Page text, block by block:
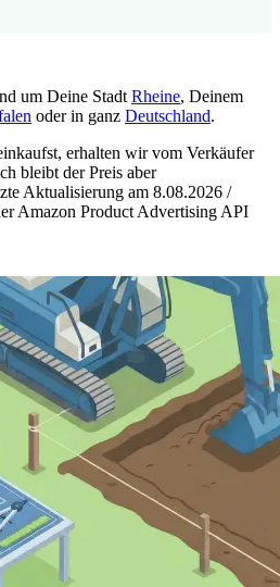
um Deine Stadt Rheine, Deinem
oder in ganz Deutschland.
erhalten wir vom Verkäufer
bleibt der Preis aber
Aktualisierung am 8.08.2026 /
Amazon Product Advertising API